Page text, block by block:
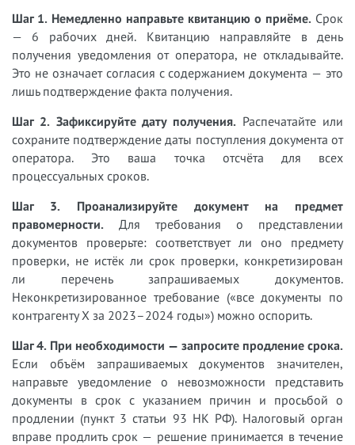
Шаг 1. Немедленно направьте квитанцию о приёме. Срок
— 6 рабочих дней. Квитанцию направляйте в день
получения уведомления от оператора, не откладывайте.
Это не означает согласия с содержанием документа — это
лишь подтверждение факта получения.
Шаг 2. Зафиксируйте дату получения. Распечатайте или
сохраните подтверждение даты поступления документа от
оператора. Это ваша точка отсчёта для всех
процессуальных сроков.
Шаг 3. Проанализируйте документ на предмет
правомерности. Для требования о представлении
документов проверьте: соответствует ли оно предмету
проверки, не истёк ли срок проверки, конкретизирован
ли перечень запрашиваемых документов.
Неконкретизированное требование («все документы по
контрагенту X за 2023–2024 годы») можно оспорить.
Шаг 4. При необходимости — запросите продление срока.
Если объём запрашиваемых документов значителен,
направьте уведомление о невозможности представить
документы в срок с указанием причин и просьбой о
продлении (пункт 3 статьи 93 НК РФ). Налоговый орган
вправе продлить срок — решение принимается в течение